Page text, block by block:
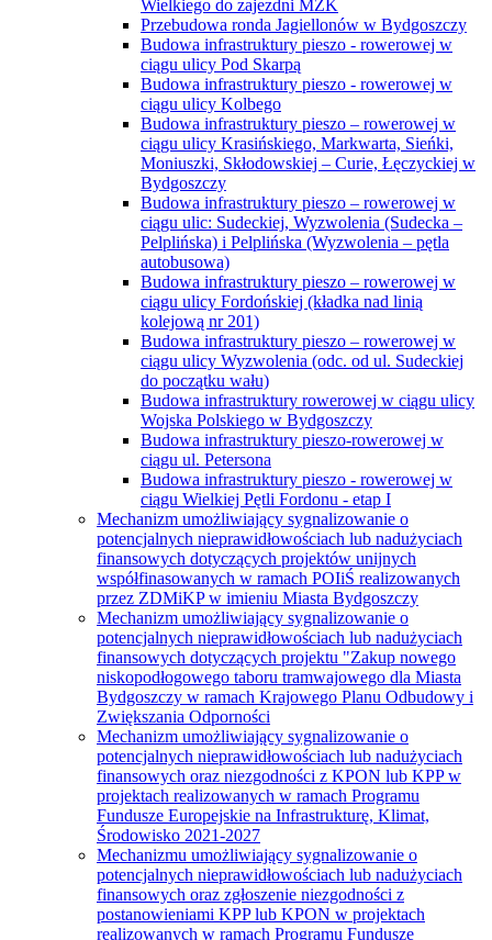
Wielkiego do zajezdni MZK
Przebudowa ronda Jagiellonów w Bydgoszczy
Budowa infrastruktury pieszo - rowerowej w
ciągu ulicy Pod Skarpą
Budowa infrastruktury pieszo - rowerowej w
ciągu ulicy Kolbego
Budowa infrastruktury pieszo – rowerowej w
ciągu ulicy Krasińskiego, Markwarta, Sieńki,
Moniuszki, Skłodowskiej – Curie, Łęczyckiej w
Bydgoszczy
Budowa infrastruktury pieszo – rowerowej w
ciągu ulic: Sudeckiej, Wyzwolenia (Sudecka –
Pelplińska) i Pelplińska (Wyzwolenia – pętla
autobusowa)
Budowa infrastruktury pieszo – rowerowej w
ciągu ulicy Fordońskiej (kładka nad linią
kolejową nr 201)
Budowa infrastruktury pieszo – rowerowej w
ciągu ulicy Wyzwolenia (odc. od ul. Sudeckiej
do początku wału)
Budowa infrastruktury rowerowej w ciągu ulicy
Wojska Polskiego w Bydgoszczy
Budowa infrastruktury pieszo-rowerowej w
ciągu ul. Petersona
Budowa infrastruktury pieszo - rowerowej w
ciągu Wielkiej Pętli Fordonu - etap I
Mechanizm umożliwiający sygnalizowanie o
potencjalnych nieprawidłowościach lub nadużyciach
finansowych dotyczących projektów unijnych
współfinasowanych w ramach POIiŚ realizowanych
przez ZDMiKP w imieniu Miasta Bydgoszczy
Mechanizm umożliwiający sygnalizowanie o
potencjalnych nieprawidłowościach lub nadużyciach
finansowych dotyczących projektu "Zakup nowego
niskopodłogowego taboru tramwajowego dla Miasta
Bydgoszczy w ramach Krajowego Planu Odbudowy i
Zwiększania Odporności
Mechanizm umożliwiający sygnalizowanie o
potencjalnych nieprawidłowościach lub nadużyciach
finansowych oraz niezgodności z KPON lub KPP w
projektach realizowanych w ramach Programu
Fundusze Europejskie na Infrastrukturę, Klimat,
Środowisko 2021-2027
Mechanizmu umożliwiający sygnalizowanie o
potencjalnych nieprawidłowościach lub nadużyciach
finansowych oraz zgłoszenie niezgodności z
postanowieniami KPP lub KPON w projektach
realizowanych w ramach Programu Fundusze